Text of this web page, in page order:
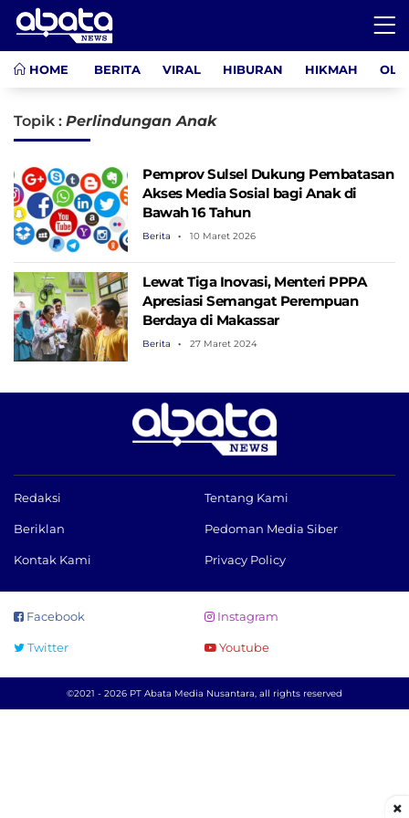
HOME BERITA VIRAL HIBURAN HIKMAH
Topik : Perlindungan Anak
Pemprov Sulsel Dukung Pembatasan
Akses Media Sosial bagi Anak di
Bawah 16 Tahun
Berita 10 Maret 2026
Lewat Tiga Inovasi, Menteri PPPA
Apresiasi Semangat Perempuan
Berdaya di Makassar
Berita 27 Maret 2024
Redaksi Tentang Kami
Beriklan Pedoman Media Siber
Kontak Kami Privacy Policy
Facebook Instagram
Twitter Youtube
©2021 - 2026 PT Abata Media Nusantara, all rights reserved
×